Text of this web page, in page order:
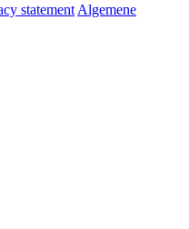
statement Algemene